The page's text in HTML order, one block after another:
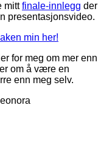
mittfinale-innlegg der
presentasjonsvideo.
min her!
for meg om mer enn
om å være en
enn meg selv.